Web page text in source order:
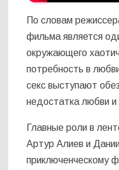
По словам
фильма является
окружающего
потребность в
секс выступают
недостатка любви
Главные роли в
Артур Алиев и
приключенческому